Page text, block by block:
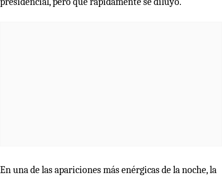
En una de las apariciones más enérgicas de la noche, la